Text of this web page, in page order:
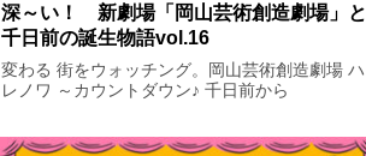
深～い！ 新劇場「岡山芸術創造劇場」と
千日前の誕生物語vol.16
変わる 街をウォッチング。岡山芸術創造劇場 ハ
レノワ ～カウントダウン♪ 千日前から